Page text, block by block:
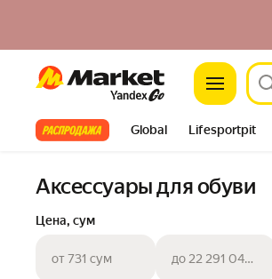
Market
Все хиты Global Lifesportpit
Аксессуары для обуви
Цена, сум
от 731 сум до 22 291 040 сум